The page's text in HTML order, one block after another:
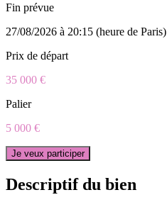
Fin prévue
27/08/2026 à 20:15 (heure de Paris)
Prix de départ
35 000 €
Palier
5 000 €
Je veux participer
Descriptif du bien